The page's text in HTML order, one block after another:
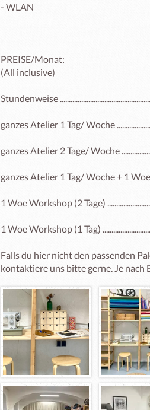
- WLAN
PREISE/Monat:
(All inclusive)
Stundenweise
ganzes Atelier 1 Tag/ Woche
ganzes Atelier 2 Tage/ Woche
ganzes Atelier 1 Tag/ Woche + 1 Woe
1 Woe Workshop (2 Tage)
1 Woe Workshop (1 Tag)
Falls du hier nicht den passenden
kontaktiere uns bitte gerne. Je nach